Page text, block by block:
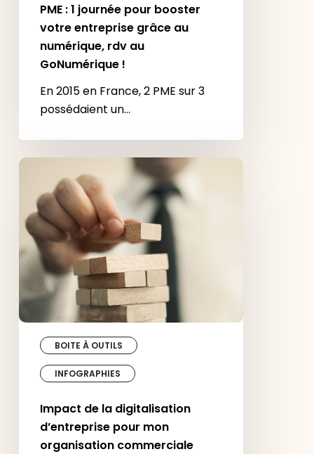
PME : 1 journée pour booster
votre entreprise grâce au
numérique, rdv au
GoNumérique !
En 2015 en France, 2 PME sur 3
possédaient un…
Impact
digitalisation
d’entreprise
pour
mon
organisation
commerciale
BOITE À OUTILS
INFOGRAPHIES
Impact de la digitalisation
d’entreprise pour mon
organisation commerciale